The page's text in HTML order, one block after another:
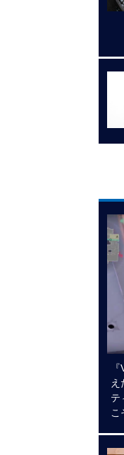
え
テ
こ